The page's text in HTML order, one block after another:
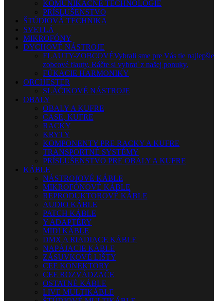
KOMUNIKAČNÉ TECHNOLÓGIE
PRÍSLUŠENSTVO
ŠTÚDIOVÁ TECHNIKA
SVETLÁ
MIKROFÓNY
DYCHOVÉ NÁSTROJE
FLAUTY-ZOBCOVÉVybrali sme pre Vás tie najlepšie
zobcové flauty. Ráčte si vybrať z našej ponuky.
FÚKACIE HARMONIKY
ORCHESTER
SLÁČIKOVÉ NÁSTROJE
OBALY
OBALY A KUFRE
CASE, KUFRE
RACKY
KRYTY
KOMPONENTY PRE RACKY A KUFRE
TRANSPORTNÉ SYSTÉMY
PRÍSLUŠENSTVO PRE OBALY A KUFRE
KÁBLE
NÁSTROJOVÉ KÁBLE
MIKROFÓNOVÉ KÁBLE
REPRODUKTOROVÉ KÁBLE
AUDIO KÁBLE
PATCH KÁBLE
Y ADAPTÉRY
MIDI KÁBLE
DMX A RIADIACE KÁBLE
NAPÁJACIE KÁBLE
ZÁSUVKOVÉ LIŠTY
CEE KONEKTORY
CEE ROZVÁDZAČE
OSTATNÉ KÁBLE
LIVE MULTIKÁBLE